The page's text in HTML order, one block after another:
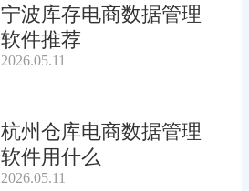
宁波库存电商数据管理
软件推荐
2026.05.11
杭州仓库电商数据管理
软件用什么
2026.05.11